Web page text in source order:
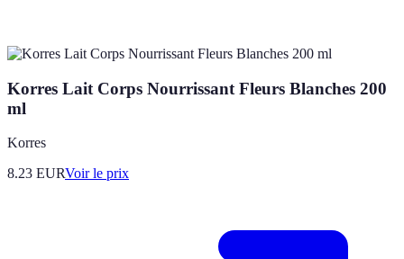
Korres Lait Corps Nourrissant Fleurs Blanches 200
ml
Korres
8.23 EURVoir le prix